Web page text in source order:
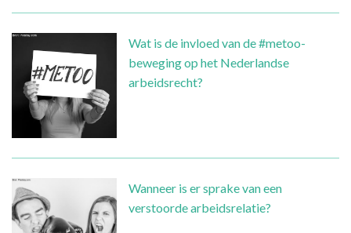
Wat is de invloed van de #metoo-
beweging op het Nederlandse
arbeidsrecht?
Wanneer is er sprake van een
verstoorde arbeidsrelatie?